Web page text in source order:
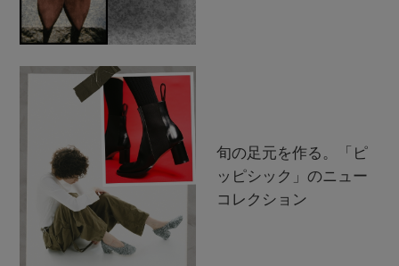
旬の足元を作る。「ピ
ッピシック」のニュー
コレクション